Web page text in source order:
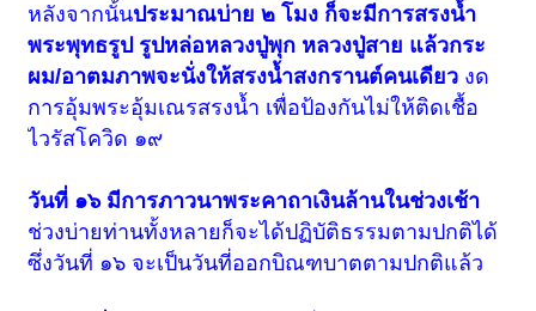
หลังจากนั้นประมาณบ่าย ๒ โมง ก็จะมีการสรงน้ำ
พระพุทธรูป รูปหล่อหลวงปู่พุก หลวงปู่สาย แล้วกระ
ผม/อาตมภาพจะนั่งให้สรงน้ำสงกรานต์คนเดียว งด
การอุ้มพระอุ้มเณรสรงน้ำ เพื่อป้องกันไม่ให้ติดเชื้อ
ไวรัสโควิด ๑๙
วันที่ ๑๖ มีการภาวนาพระคาถาเงินล้านในช่วงเช้า
ช่วงบ่ายท่านทั้งหลายก็จะได้ปฏิบัติธรรมตามปกติได้
ซึ่งวันที่ ๑๖ จะเป็นวันที่ออกบิณฑบาตตามปกติแล้ว